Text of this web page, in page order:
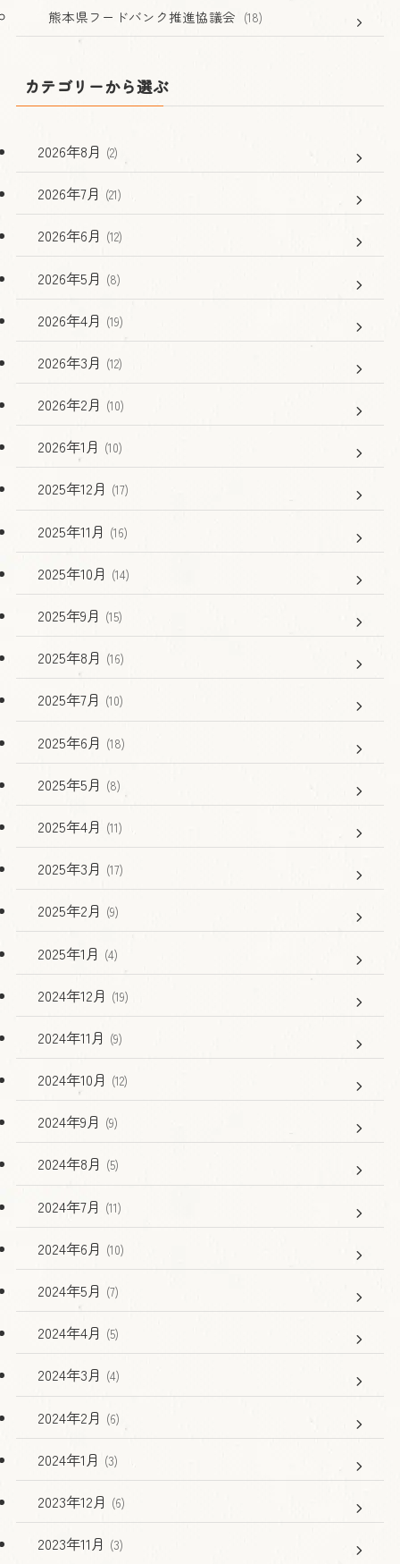
熊本県フードバンク推進協議会 (18)
カテゴリーから選ぶ
2026年8月 (2)
2026年7月 (21)
2026年6月 (12)
2026年5月 (8)
2026年4月 (19)
2026年3月 (12)
2026年2月 (10)
2026年1月 (10)
2025年12月 (17)
2025年11月 (16)
2025年10月 (14)
2025年9月 (15)
2025年8月 (16)
2025年7月 (10)
2025年6月 (18)
2025年5月 (8)
2025年4月 (11)
2025年3月 (17)
2025年2月 (9)
2025年1月 (4)
2024年12月 (19)
2024年11月 (9)
2024年10月 (12)
2024年9月 (9)
2024年8月 (5)
2024年7月 (11)
2024年6月 (10)
2024年5月 (7)
2024年4月 (5)
2024年3月 (4)
2024年2月 (6)
2024年1月 (3)
2023年12月 (6)
2023年11月 (3)